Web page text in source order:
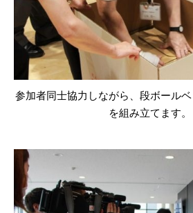
参加者同士協力しながら、段ボール
を組み立てます